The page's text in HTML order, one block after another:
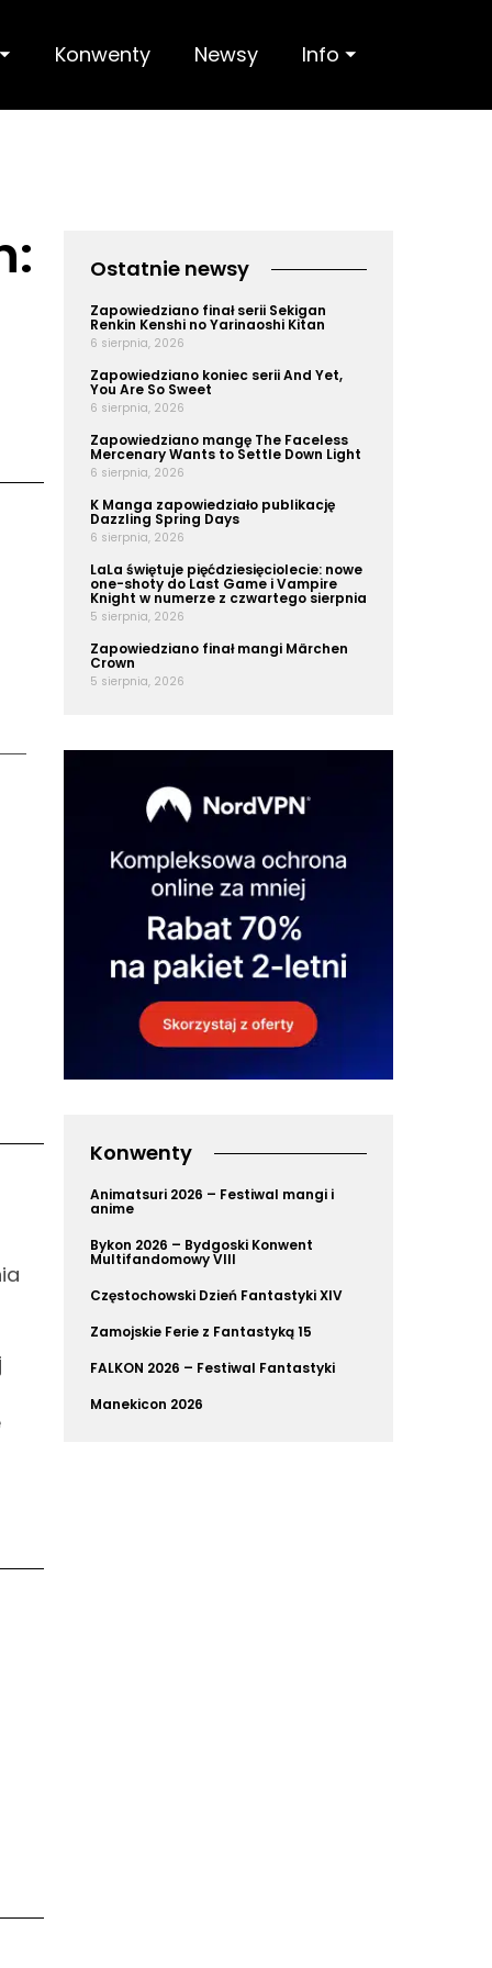
Konwenty Newsy Info ⏷
Ostatnie newsy
Zapowiedziano finał serii Sekigan
Renkin Kenshi no Yarinaoshi Kitan
6 sierpnia, 2026
Zapowiedziano koniec serii And Yet,
You Are So Sweet
6 sierpnia, 2026
Zapowiedziano mangę The Faceless
Mercenary Wants to Settle Down Light
6 sierpnia, 2026
K Manga zapowiedziało publikację
Dazzling Spring Days
6 sierpnia, 2026
LaLa świętuje pięćdziesięciolecie: nowe
one-shoty do Last Game i Vampire
Knight w numerze z czwartego sierpnia
5 sierpnia, 2026
Zapowiedziano finał mangi Märchen
Crown
5 sierpnia, 2026
Konwenty
Animatsuri 2026 – Festiwal mangi i
anime
Bykon 2026 – Bydgoski Konwent
Multifandomowy VIII
Częstochowski Dzień Fantastyki XIV
Zamojskie Ferie z Fantastyką 15
FALKON 2026 – Festiwal Fantastyki
Manekicon 2026